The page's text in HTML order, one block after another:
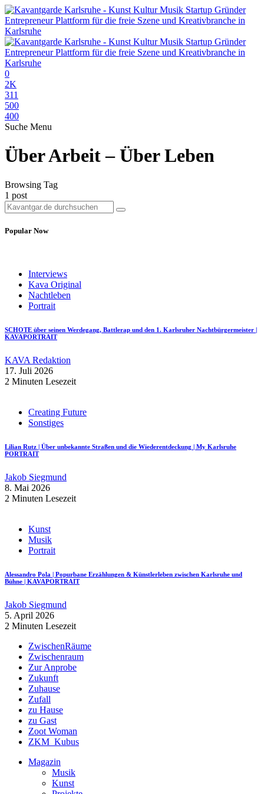
0
2K
311
500
400
Suche Menu
Über Arbeit – Über Leben
Browsing Tag
1 post
Popular Now
Interviews
Kava Original
Nachtleben
Portrait
SCHOTE über seinen Werdegang, Battlerap und den 1. Karlsruher Nachtbürgermeister |
KAVAPORTRAIT
KAVA Redaktion
17. Juli 2026
2 Minuten Lesezeit
Creating Future
Sonstiges
Lilian Rutz | Über unbekannte Straßen und die Wiederentdeckung | My Karlsruhe
PORTRAIT
Jakob Siegmund
8. Mai 2026
2 Minuten Lesezeit
Kunst
Musik
Portrait
Alessandro Pola | Popurbane Erzählungen & Künstlerleben zwischen Karlsruhe und
Bühne | KAVAPORTRAIT
Jakob Siegmund
5. April 2026
2 Minuten Lesezeit
ZwischenRäume
Zwischenraum
Zur Anprobe
Zukunft
Zuhause
Zufall
zu Hause
zu Gast
Zoot Woman
ZKM_Kubus
Magazin
Musik
Kunst